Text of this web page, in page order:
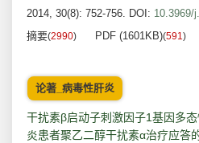
2014, 30(8): 752-756. DOI: 10.3969/
摘要(2990) PDF (1601KB)(591)
论著_病毒性肝炎
干扰素β启动子刺激因子1基因多
炎患者聚乙二醇干扰素α治疗应答